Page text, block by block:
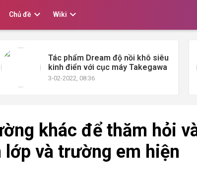
Chủ đề  Wiki 
Tác phẩm Dream độ nồi khô siêu
kinh điển với cục máy Takegawa
3-02-2022, 08:36
khác để thăm hỏi
lớp và trường em hiện